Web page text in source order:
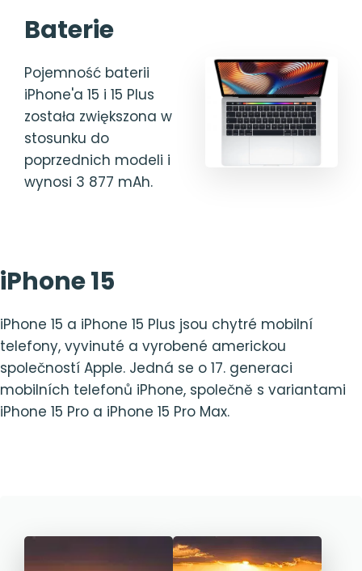
Baterie
Pojemność baterii
iPhone'a 15 i 15 Plus
została zwiększona w
stosunku do
poprzednich modeli i
wynosi 3 877 mAh.
iPhone 15
iPhone 15 a iPhone 15 Plus jsou chytré mobilní
telefony, vyvinuté a vyrobené americkou
společností Apple. Jedná se o 17. generaci
mobilních telefonů iPhone, společně s variantami
iPhone 15 Pro a iPhone 15 Pro Max.